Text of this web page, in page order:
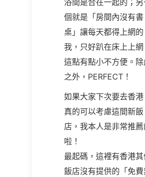
浴間是合在一起的；
個就是「房間內沒有書
桌」讓每天都得上網的
我，只好趴在床上上網
這點有點小不方便。
之外，PERFECT！
如果大家下次要去香港
真的可以考慮這間新飯
店，我本人是非常推薦
啦！
最起碼，這裡有香港
飯店沒有提供的「免費